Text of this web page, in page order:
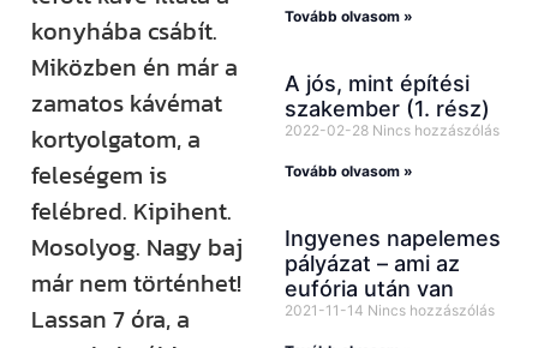
konyhába csábít.
Miközben én már a
zamatos kávémat
kortyolgatom, a
feleségem is
felébred. Kipihent.
Mosolyog. Nagy baj
már nem történhet!
Lassan 7 óra, a
Tovább olvasom »
A jós, mint építési
szakember (1. rész)
2022-02-28 Nincs hozzászólás
Tovább olvasom »
Ingyenes napelemes
pályázat – ami az
eufória után van
2021-11-14 Nincs hozzászólás